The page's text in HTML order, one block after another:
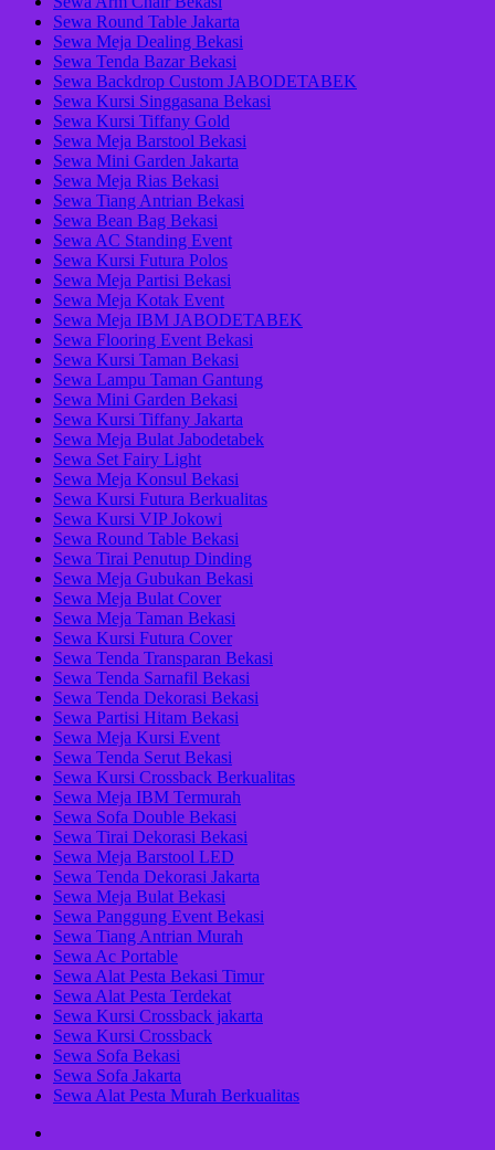
Sewa Round Table Jakarta
Sewa Meja Dealing Bekasi
Sewa Tenda Bazar Bekasi
Sewa Backdrop Custom JABODETABEK
Sewa Kursi Singgasana Bekasi
Sewa Kursi Tiffany Gold
Sewa Meja Barstool Bekasi
Sewa Mini Garden Jakarta
Sewa Meja Rias Bekasi
Sewa Tiang Antrian Bekasi
Sewa Bean Bag Bekasi
Sewa AC Standing Event
Sewa Kursi Futura Polos
Sewa Meja Partisi Bekasi
Sewa Meja Kotak Event
Sewa Meja IBM JABODETABEK
Sewa Flooring Event Bekasi
Sewa Kursi Taman Bekasi
Sewa Lampu Taman Gantung
Sewa Mini Garden Bekasi
Sewa Kursi Tiffany Jakarta
Sewa Meja Bulat Jabodetabek
Sewa Set Fairy Light
Sewa Meja Konsul Bekasi
Sewa Kursi Futura Berkualitas
Sewa Kursi VIP Jokowi
Sewa Round Table Bekasi
Sewa Tirai Penutup Dinding
Sewa Meja Gubukan Bekasi
Sewa Meja Bulat Cover
Sewa Meja Taman Bekasi
Sewa Kursi Futura Cover
Sewa Tenda Transparan Bekasi
Sewa Tenda Sarnafil Bekasi
Sewa Tenda Dekorasi Bekasi
Sewa Partisi Hitam Bekasi
Sewa Meja Kursi Event
Sewa Tenda Serut Bekasi
Sewa Kursi Crossback Berkualitas
Sewa Meja IBM Termurah
Sewa Sofa Double Bekasi
Sewa Tirai Dekorasi Bekasi
Sewa Meja Barstool LED
Sewa Tenda Dekorasi Jakarta
Sewa Meja Bulat Bekasi
Sewa Panggung Event Bekasi
Sewa Tiang Antrian Murah
Sewa Ac Portable
Sewa Alat Pesta Bekasi Timur
Sewa Alat Pesta Terdekat
Sewa Kursi Crossback jakarta
Sewa Kursi Crossback
Sewa Sofa Bekasi
Sewa Sofa Jakarta
Sewa Alat Pesta Murah Berkualitas